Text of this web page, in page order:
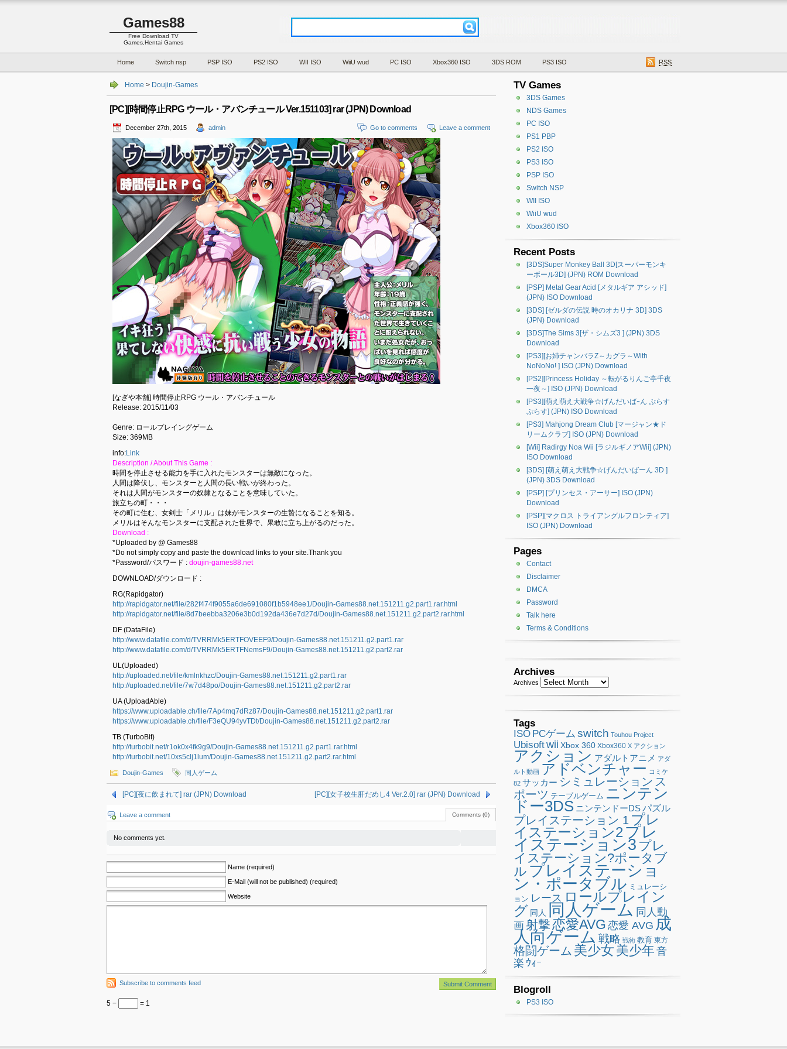
Games88
Free Download TV
Games,Hentai Games
Home Switch nsp PSP ISO PS2 ISO WII ISO WiiU wud PC ISO Xbox360 ISO 3DS ROM PS3 ISO RSS
Home > Doujin-Games
[PC][時間停止RPG ウール・アバンチュール Ver.151103] rar (JPN) Download
December 27th, 2015 admin Leave a comment
Go to comments
[なぎや本舗] 時間停止RPG ウール・アバンチュール
Release: 2015/11/03
Genre: ロールプレイングゲーム
Size: 369MB
info:Link
Description / About This Game :
時間を停止させる能力を手に入れたモンスターは無敵になった。
人間は降伏し、モンスターと人間の長い戦いが終わった。
それは人間がモンスターの奴隷となることを意味していた。
旅立ちの町・・・
その町に住む、女剣士「メリル」は妹がモンスターの生贄になることを知る。
メリルはそんなモンスターに支配された世界で、果敢に立ち上がるのだった。
Download :
*Uploaded by @ Games88
*Do not simply copy and paste the download links to your site.Thank you
*Password/パスワード : doujin-games88.net
DOWNLOAD/ダウンロード :
RG(Rapidgator)
http://rapidgator.net/file/282f474f9055a6de691080f1b5948ee1/Doujin-Games88.net.151211.g2.part1.rar.html
http://rapidgator.net/file/8d7beebba3206e3b0d192da436e7d27d/Doujin-Games88.net.151211.g2.part2.rar.html
DF (DataFile)
http://www.datafile.com/d/TVRRMk5ERTFOVEEF9/Doujin-Games88.net.151211.g2.part1.rar
http://www.datafile.com/d/TVRRMk5ERTFNemsF9/Doujin-Games88.net.151211.g2.part2.rar
UL(Uploaded)
http://uploaded.net/file/kmlnkhzc/Doujin-Games88.net.151211.g2.part1.rar
http://uploaded.net/file/7w7d48po/Doujin-Games88.net.151211.g2.part2.rar
UA (UploadAble)
https://www.uploadable.ch/file/7Ap4mq7dRz87/Doujin-Games88.net.151211.g2.part1.rar
https://www.uploadable.ch/file/F3eQU94yvTDt/Doujin-Games88.net.151211.g2.part2.rar
TB (TurboBit)
http://turbobit.net/r1ok0x4fk9g9/Doujin-Games88.net.151211.g2.part1.rar.html
http://turbobit.net/10xs5clj1lum/Doujin-Games88.net.151211.g2.part2.rar.html
Doujin-Games 同人ゲーム
[PC][夜に飲まれて] rar (JPN) Download [PC][女子校生肝だめし4 Ver.2.0] rar (JPN) Download
Comments (0)
Leave a comment
No comments yet.
Name (required)
E-Mail (will not be published) (required)
Website
Subscribe to comments feed
5 − = 1
TV Games
3DS Games
NDS Games
PC ISO
PS1 PBP
PS2 ISO
PS3 ISO
PSP ISO
Switch NSP
WII ISO
WiiU wud
Xbox360 ISO
Recent Posts
[3DS]Super Monkey Ball 3D[スーパーモンキ
ーボール3D] (JPN) ROM Download
[PSP] Metal Gear Acid [メタルギア アシッド]
(JPN) ISO Download
[3DS] [ゼルダの伝説 時のオカリナ 3D] 3DS
(JPN) Download
[3DS]The Sims 3[ザ・シムズ3 ] (JPN) 3DS
Download
[PS3][お姉チャンバラZ～カグラ～With
NoNoNo! ] ISO (JPN) Download
[PS2][Princess Holiday ～転がるりんご亭千夜
一夜～] ISO (JPN) Download
[PS3][萌え萌え大戦争☆げんだいばｰん ぷらす
ぷらす] (JPN) ISO Download
[PS3] Mahjong Dream Club [マージャン★ド
リームクラブ] ISO (JPN) Download
[Wii] Radirgy Noa Wii [ラジルギノアWii] (JPN)
ISO Download
[3DS] [萌え萌え大戦争☆げんだいばーん 3D ]
(JPN) 3DS Download
[PSP] [プリンセス・アーサー] ISO (JPN)
Download
[PSP][マクロス トライアングルフロンティア]
ISO (JPN) Download
Pages
Contact
Disclaimer
DMCA
Password
Talk here
Terms & Conditions
Archives
Archives
Tags
ISO PCゲーム switch Touhou Project
Ubisoftwii Xbox 360 Xbox360 X アクション
アクション アダルトアニメ アダ
ルト動画 アドベンチャー コミケ
82 サッカー シミュレーション ス
ポーツ テーブルゲーム ニンテン
ドー3DS ニンテンドーDSパズル
プレイステーション 1 プレ
イステーション2プレ
イステーション3 プレ
イステーション?ポータブ
ル プレイステーショ
ン・ポータブル ミュレーシ
ョン レース ロールプレイン
グ 同人 同人ゲーム 同人動
画射撃恋愛AVG 恋愛 AVG 成
人向ゲーム 戦略 戦術 教育 東方
格闘ゲーム 美少女 美少年音
楽 ｳｨｰ
Blogroll
PS3 ISO